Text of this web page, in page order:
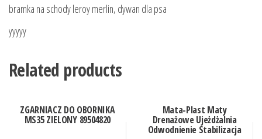
bramka na schody leroy merlin, dywan dla psa
yyyyy
Related products
ZGARNIACZ DO OBORNIKA
MS35 ZIELONY 89504820
Mata-Plast Maty
Drenażowe Ujeżdżalnia
Odwodnienie Stabilizacja